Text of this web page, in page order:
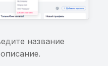
протоколу HTTP
конфигурация
взаимодействия
Хранение или
найденной
чувствительной
название